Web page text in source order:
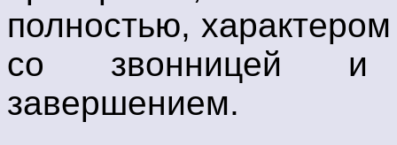
полностью,
со звонницей и
завершением.